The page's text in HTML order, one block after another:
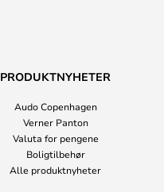
PRODUKTNYHETER
Audo Copenhagen
Verner Panton
Valuta for pengene
Boligtilbehør
Alle produktnyheter